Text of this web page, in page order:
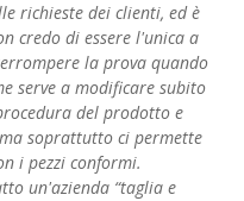
richieste dei clienti, ed è
credo di essere l'unica a
la prova quando
serve a modificare subito
del prodotto e
soprattutto ci permette
i pezzi conformi.
un'azienda “taglia e